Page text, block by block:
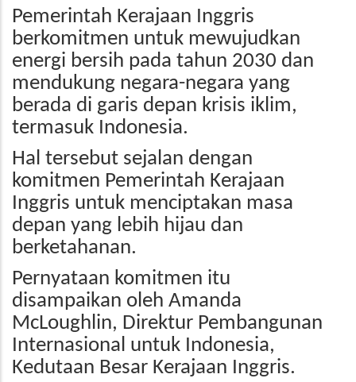
Pemerintah Kerajaan Inggris
berkomitmen untuk mewujudkan
energi bersih pada tahun 2030 dan
mendukung negara-negara yang
berada di garis depan krisis iklim,
termasuk Indonesia.
Hal tersebut sejalan dengan
komitmen Pemerintah Kerajaan
Inggris untuk menciptakan masa
depan yang lebih hijau dan
berketahanan.
Pernyataan komitmen itu
disampaikan oleh Amanda
McLoughlin, Direktur Pembangunan
Internasional untuk Indonesia,
Kedutaan Besar Kerajaan Inggris.